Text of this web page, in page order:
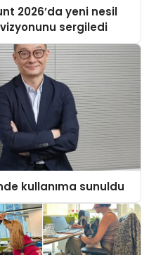
2026’da yeni nesil
sergiledi
kullanıma sunuldu